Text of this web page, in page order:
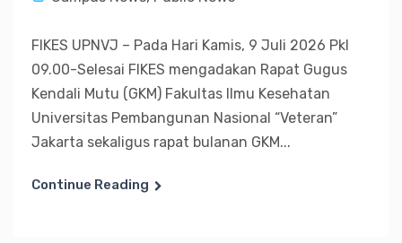
FIKES UPNVJ – Pada Hari Kamis, 9 Juli 2026 Pkl
09.00-Selesai FIKES mengadakan Rapat Gugus
Kendali Mutu (GKM) Fakultas Ilmu Kesehatan
Universitas Pembangunan Nasional “Veteran”
Jakarta sekaligus rapat bulanan GKM...
Continue Reading